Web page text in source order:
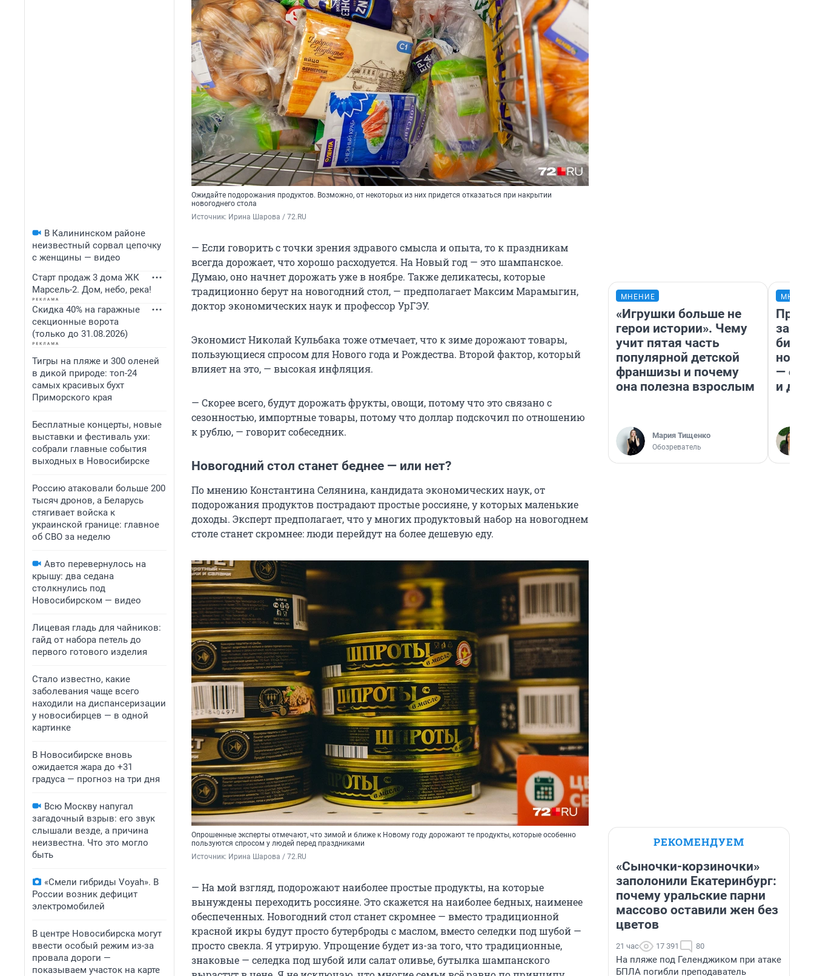
В Калининском районе
неизвестный сорвал цепочку
с женщины — видео
Старт продаж 3 дома ЖК
Марсель-2. Дом, небо, река!
Скидка 40% на гаражные
секционные ворота
(только до 31.08.2026)
Тигры на пляже и 300 оленей
в дикой природе: топ-24
самых красивых бухт
Приморского края
Бесплатные концерты, новые
выставки и фестиваль ухи:
собрали главные события
выходных в Новосибирске
Россию атаковали больше 200
тысяч дронов, а Беларусь
стягивает войска к
украинской границе: главное
об СВО за неделю
Авто перевернулось на
крышу: два седана
столкнулись под
Новосибирском — видео
Лицевая гладь для чайников:
гайд от набора петель до
первого готового изделия
Стало известно, какие
заболевания чаще всего
находили на диспансеризации
у новосибирцев — в одной
картинке
В Новосибирске вновь
ожидается жара до +31
градуса — прогноз на три дня
Всю Москву напугал
загадочный взрыв: его звук
слышали везде, а причина
неизвестна. Что это могло
быть
«Смели гибриды Voyah». В
России возник дефицит
электромобилей
В центре Новосибирска могут
ввести особый режим из-за
провала дороги —
показываем участок на карте
Ожидайте подорожания продуктов. Возможно, от некоторых из них придется отказаться при накрытии
новогоднего стола
Источник: Ирина Шарова / 72.RU
— Если говорить с точки зрения здравого смысла и опыта, то к праздникам
всегда дорожает, что хорошо расходуется. На Новый год — это шампанское.
Думаю, оно начнет дорожать уже в ноябре. Также деликатесы, которые
традиционно берут на новогодний стол, — предполагает Максим Марамыгин,
доктор экономических наук и профессор УрГЭУ.
Экономист Николай Кульбака тоже отмечает, что к зиме дорожают товары,
пользующиеся спросом для Нового года и Рождества. Второй фактор, который
влияет на это, — высокая инфляция.
— Скорее всего, будут дорожать фрукты, овощи, потому что это связано с
сезонностью, импортные товары, потому что доллар подскочил по отношению
к рублю, — говорит собеседник.
Новогодний стол станет беднее — или нет?
По мнению Константина Селянина, кандидата экономических наук, от
подорожания продуктов пострадают простые россияне, у которых маленькие
доходы. Эксперт предполагает, что у многих продуктовый набор на новогоднем
столе станет скромнее: люди перейдут на более дешевую еду.
Опрошенные эксперты отмечают, что зимой и ближе к Новому году дорожают те продукты, которые особенно
пользуются спросом у людей перед праздниками
Источник: Ирина Шарова / 72.RU
— На мой взгляд, подорожают наиболее простые продукты, на которые
вынуждены переходить россияне. Это скажется на наиболее бедных, наименее
обеспеченных. Новогодний стол станет скромнее — вместо традиционной
красной икры будут просто бутерброды с маслом, вместо селедки под шубой —
просто свекла. Я утрирую. Упрощение будет из-за того, что традиционные,
знаковые — селедка под шубой или салат оливье, бутылка шампанского
МНЕНИЕ
«Игрушки больше не
герои истории». Чему
учит пятая часть
популярной детской
франшизы и почему
она полезна взрослым
Мария Тищенко
Обозреватель
— он
и
РЕКОМЕНДУЕМ
«Сыночки-корзиночки»
заполонили Екатеринбург:
почему уральские парни
массово оставили жен без
цветов
21 час 17 391 80
На пляже под Геленджиком при атаке
БПЛА погибли преподаватель